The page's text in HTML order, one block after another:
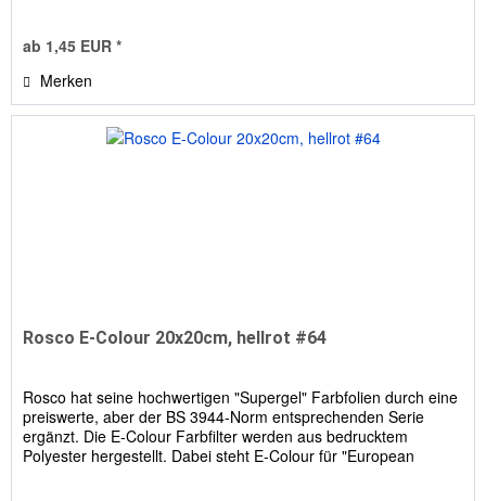
ab 1,45 EUR *
Merken
Rosco E-Colour 20x20cm, hellrot #64
Rosco hat seine hochwertigen "Supergel" Farbfolien durch eine
preiswerte, aber der BS 3944-Norm entsprechenden Serie
ergänzt. Die E-Colour Farbfilter werden aus bedrucktem
Polyester hergestellt. Dabei steht E-Colour für "European